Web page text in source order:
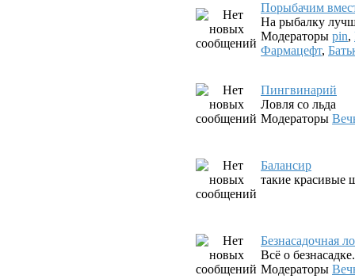
Порыбачим
На рыбалку
Модераторы pin,
Фармацефт,
Пингвинарий
Ловля со льда
Модераторы
Балансир
такие красивые
Безнасадочная
Всё о
Модераторы